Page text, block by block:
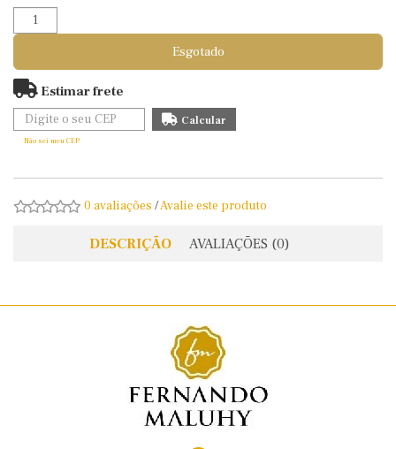
Esgotado
Estimar frete
Não sei meu CEP
0 avaliações /Avalie este produto
DESCRIÇÃO AVALIAÇÕES (0)